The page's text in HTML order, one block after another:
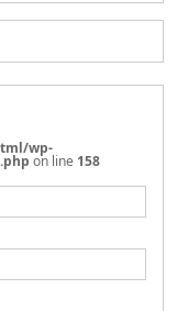
wp-
on line 158